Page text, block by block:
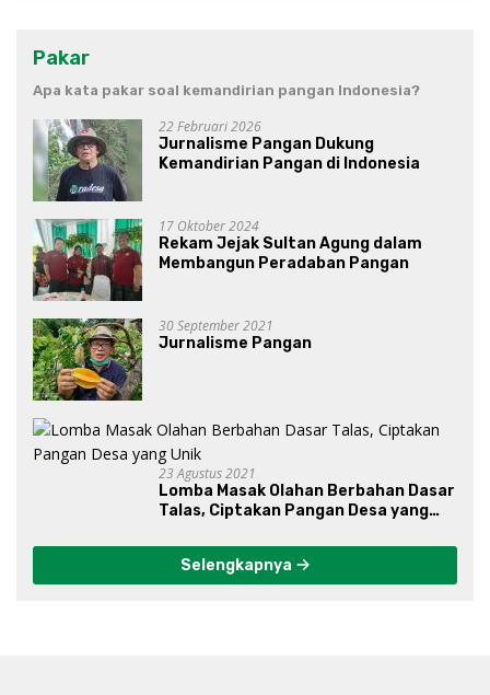
Pakar
Apa kata pakar soal kemandirian pangan Indonesia?
22 Februari 2026
Jurnalisme Pangan Dukung
Kemandirian Pangan di Indonesia
17 Oktober 2024
Rekam Jejak Sultan Agung dalam
Membangun Peradaban Pangan
30 September 2021
Jurnalisme Pangan
23 Agustus 2021
Lomba Masak Olahan Berbahan Dasar
Talas, Ciptakan Pangan Desa yang
Selengkapnya